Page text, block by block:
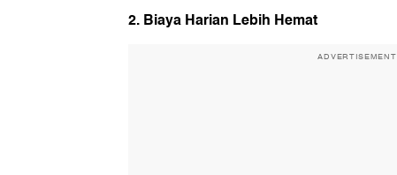
2. Biaya Harian Lebih Hemat
ADVERTISEMENT